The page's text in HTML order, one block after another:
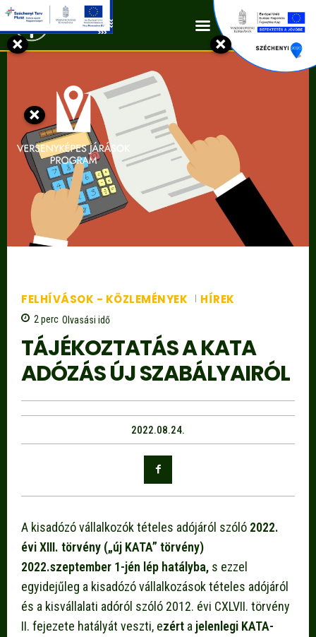
Kapcsolat
FELHÍVÁSOK - KÖZLEMÉNYEK HÍREK
2 perc Olvasási idő
TÁJÉKOZTATÁS A KATA
ADÓZÁS ÚJ SZABÁLYAIRÓL
2022.08.24.
A kisadózó vállalkozók tételes adójáról szóló 2022.
évi XIII. törvény („új KATA” törvény)
2022.szeptember 1-jén lép hatályba, s ezzel
egyidejűleg a kisadózó vállalkozások tételes adójáról
és a kisvállalati adóról szóló 2012. évi CXLVII. törvény
II. fejezete hatályát veszti, ezért a jelenlegi KATA-
×
×
×